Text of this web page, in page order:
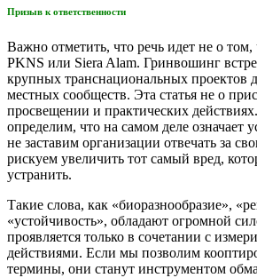
Призыв к ответственности
Важно отметить, что речь идет не о
PKNS или Siera Alam. Гринвошинг
крупных транснациональных проектов
местных сообществ. Эта статья не о
просвещении и практических
определим, что на самом деле означает
не заставим организации отвечать за
рискуем увеличить тот самый вред,
устранить.
Такие слова, как «биоразнообразие»,
«устойчивость», обладают огромной
проявляется только в сочетании с
действиями. Если мы позволим
термины, они станут инструментом